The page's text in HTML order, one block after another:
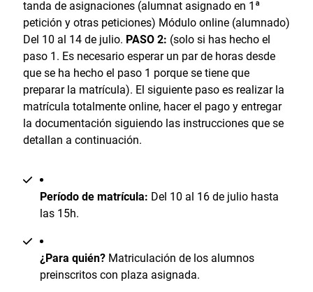
tanda de asignaciones (alumnat asignado en 1ª
petición y otras peticiones) Módulo online (alumnado)
Del 10 al 14 de julio. PASO 2: (solo si has hecho el
paso 1. Es necesario esperar un par de horas desde
que se ha hecho el paso 1 porque se tiene que
preparar la matrícula). El siguiente paso es realizar la
matrícula totalmente online, hacer el pago y entregar
la documentación siguiendo las instrucciones que se
detallan a continuación.
Período de matrícula: Del 10 al 16 de julio hasta
las 15h.
¿Para quién?Matriculación de los alumnos
preinscritos con plaza asignada.